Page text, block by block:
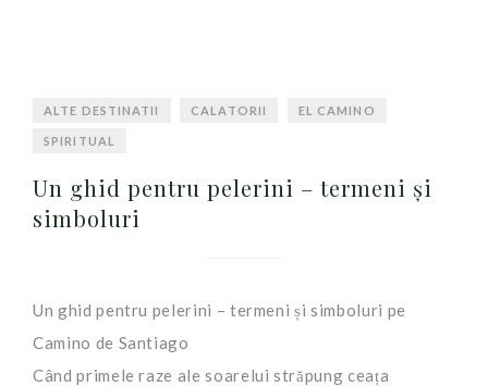
ALTE DESTINATII CALATORII EL CAMINO
SPIRITUAL
Un ghid pentru pelerini – termeni și
simboluri
Un ghid pentru pelerini – termeni și simboluri pe
Camino de Santiago
Când primele raze ale soarelui străpung ceața